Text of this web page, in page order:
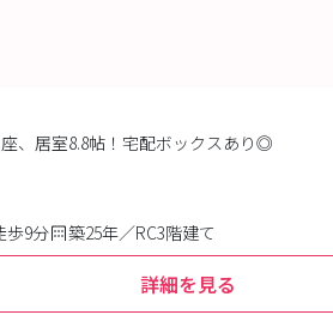
、居室8.8帖！宅配ボックスあり◎
歩9分 築25年／RC3階建て
詳細を見る